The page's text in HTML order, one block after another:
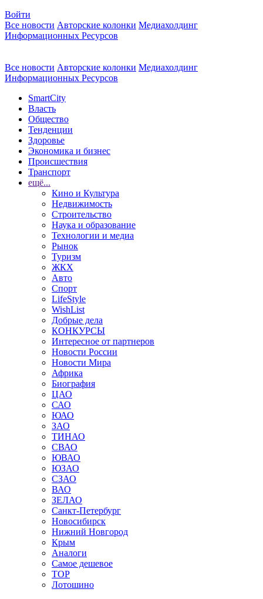
Войти
Все новости Авторские колонки Медиахолдинг
Информационных Ресурсов
Все новости Авторские колонки Медиахолдинг
Информационных Ресурсов
SmartCity
Власть
Общество
Тенденции
Здоровье
Экономика и бизнес
Происшествия
Транспорт
ещё...
Кино и Культура
Недвижимость
Строительство
Наука и образование
Технологии и медиа
Рынок
Туризм
ЖКХ
Авто
Спорт
LifeStyle
WishList
Добрые дела
КОНКУРСЫ
Интересное от партнеров
Новости России
Новости Мира
Африка
Биография
ЦАО
САО
ЮАО
ЗАО
ТИНАО
СВАО
ЮВАО
ЮЗАО
СЗАО
ВАО
ЗЕЛАО
Санкт-Петербург
Новосибирск
Нижний Новгород
Крым
Аналоги
Самое дешевое
TOP
Лотошино